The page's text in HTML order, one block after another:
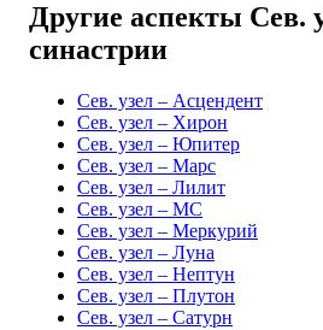
Другие аспекты Сев.
синастрии
Сев. узел – Асцендент
Сев. узел – Хирон
Сев. узел – Юпитер
Сев. узел – Марс
Сев. узел – Лилит
Сев. узел – MC
Сев. узел – Меркурий
Сев. узел – Луна
Сев. узел – Нептун
Сев. узел – Плутон
Сев. узел – Сатурн